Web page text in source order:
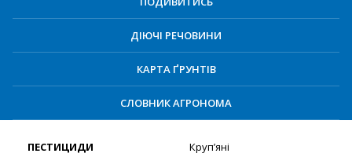
ДІЮЧІ РЕЧОВИНИ
КАРТА ҐРУНТІВ
СЛОВНИК АГРОНОМА
ПЕСТИЦИДИ Круп’яні